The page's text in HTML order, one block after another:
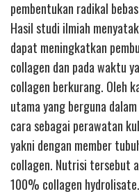
pembentukan radikal
Hasil studi ilmiah
dapat meningkatkan
collagen dan pada waktu
collagen berkurang. Oleh
utama yang berguna
cara sebagai perawatan
yakni dengan member
collagen. Nutrisi tersebut
100% collagen hydrolisate.